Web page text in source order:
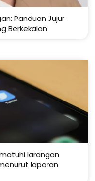
Panduan Jujur
Berkekalan
larangan
laporan